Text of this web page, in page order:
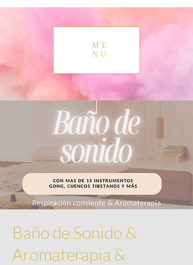
ME
NU
Baño de Sonido &
Aromaterapia &